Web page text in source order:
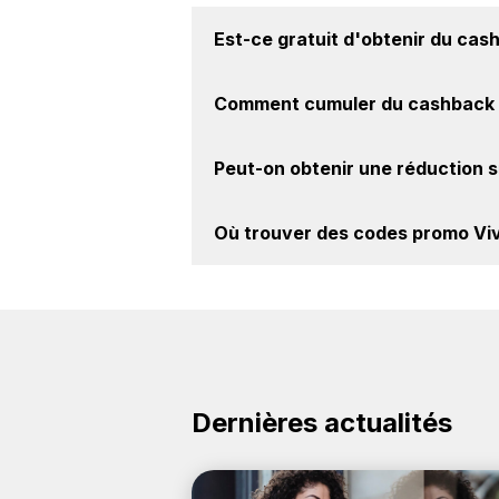
Est-ce gratuit d'obtenir du
marque Vivitar. Oui, c'est donc
Comment cumuler du
cashback, réalisez votre achat, et
Peut-on obtenir une réduction
la marque Vivitar sur nos sites
Où trouver des codes promo
Dernières actualités